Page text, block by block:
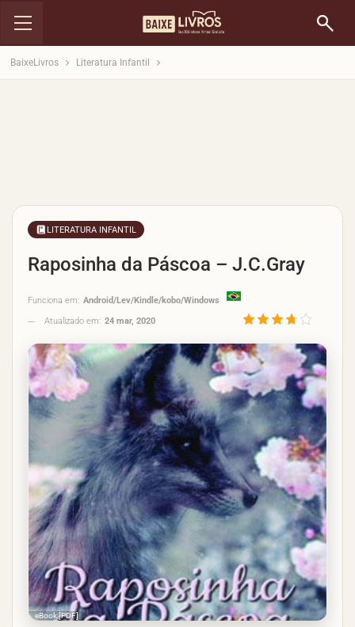
BaixeLivros Literatura Infantil
LITERATURA INFANTIL
Raposinha da Páscoa – J.C.Gray
Funciona em: Android/Lev/Kindle/kobo/Windows
Atualizado em: 24 mar, 2020
eBook [PDF]
3.7/5
- (3
votos)